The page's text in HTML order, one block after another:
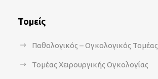
Τομείς
Παθολογικός – Ογκολογικός Τομέας
Τομέας Χειρουργικής Ογκολογίας